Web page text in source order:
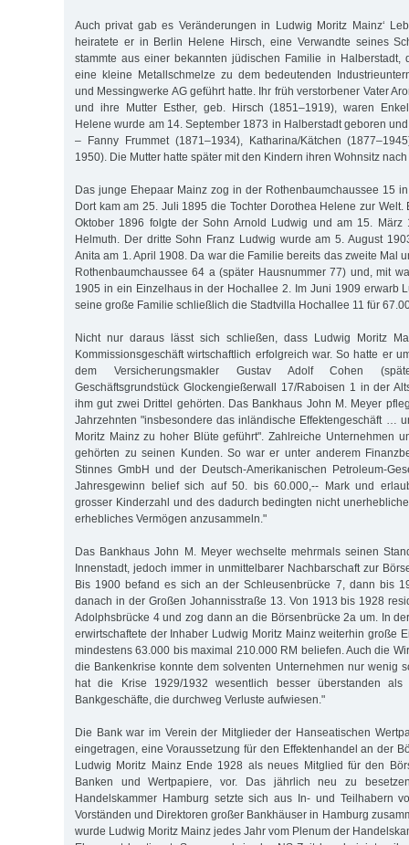
Auch privat gab es Veränderungen in Ludwig Moritz Mainz‘
heiratete er in Berlin Helene Hirsch, eine Verwandte seines
stammte aus einer bekannten jüdischen Familie in Halberstadt,
eine kleine Metallschmelze zu dem bedeutenden
und Messingwerke AG geführt hatte. Ihr früh verstorbener Vater
und ihre Mutter Esther, geb. Hirsch (1851–1919), waren
Helene wurde am 14. September 1873 in Halberstadt geboren
– Fanny Frummet (1871–1934), Katharina/Kätchen
1950). Die Mutter hatte später mit den Kindern ihren Wohnsitz
Das junge Ehepaar Mainz zog in der Rothenbaumchaussee 15
Dort kam am 25. Juli 1895 die Tochter Dorothea Helene zur Welt.
Oktober 1896 folgte der Sohn Arnold Ludwig und am 15. März
Helmuth. Der dritte Sohn Franz Ludwig wurde am 5. August
Anita am 1. April 1908. Da war die Familie bereits das zweite Mal
Rothenbaumchaussee 64 a (später Hausnummer 77) und, mit
1905 in ein Einzelhaus in der Hochallee 2. Im Juni 1909 erwarb
seine große Familie schließlich die Stadtvilla Hochallee 11 für
Nicht nur daraus lässt sich schließen, dass Ludwig Moritz
Kommissionsgeschäft wirtschaftlich erfolgreich war. So hatte er
dem Versicherungsmakler Gustav Adolf Cohen
Geschäftsgrundstück Glockengießerwall 17/Raboisen 1 in der
ihm gut zwei Drittel gehörten. Das Bankhaus John M. Meyer
Jahrzehnten "insbesondere das inländische Effektengeschäft …
Moritz Mainz zu hoher Blüte geführt". Zahlreiche Unternehmen
gehörten zu seinen Kunden. So war er unter anderem
Stinnes GmbH und der Deutsch-Amerikanischen Petroleum-
Jahresgewinn belief sich auf 50. bis 60.000,-- Mark und
grosser Kinderzahl und des dadurch bedingten nicht
erhebliches Vermögen anzusammeln."
Das Bankhaus John M. Meyer wechselte mehrmals seinen
Innenstadt, jedoch immer in unmittelbarer Nachbarschaft zur
Bis 1900 befand es sich an der Schleusenbrücke 7, dann bis
danach in der Großen Johannisstraße 13. Von 1913 bis 1928
Adolphsbrücke 4 und zog dann an die Börsenbrücke 2a um. In
erwirtschaftete der Inhaber Ludwig Moritz Mainz weiterhin große
mindestens 63.000 bis maximal 210.000 RM beliefen. Auch die
die Bankenkrise konnte dem solventen Unternehmen nur wenig
hat die Krise 1929/1932 wesentlich besser überstanden als
Bankgeschäfte, die durchweg Verluste aufwiesen."
Die Bank war im Verein der Mitglieder der Hanseatischen
eingetragen, eine Voraussetzung für den Effektenhandel an der
Ludwig Moritz Mainz Ende 1928 als neues Mitglied für den
Banken und Wertpapiere, vor. Das jährlich neu zu
Handelskammer Hamburg setzte sich aus In- und Teilhabern
Vorständen und Direktoren großer Bankhäuser in Hamburg
wurde Ludwig Moritz Mainz jedes Jahr vom Plenum der